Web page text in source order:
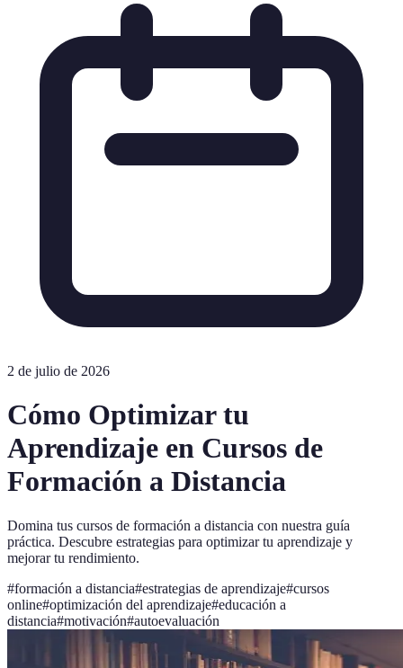
2 de julio de 2026
Cómo Optimizar tu
Aprendizaje en Cursos de
Formación a Distancia
Domina tus cursos de formación a distancia con nuestra guía
práctica. Descubre estrategias para optimizar tu aprendizaje y
mejorar tu rendimiento.
#formación a distancia#estrategias de aprendizaje#cursos
online#optimización del aprendizaje#educación a
distancia#motivación#autoevaluación